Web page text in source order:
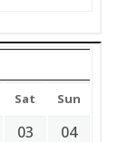
Sat Sun
03
04